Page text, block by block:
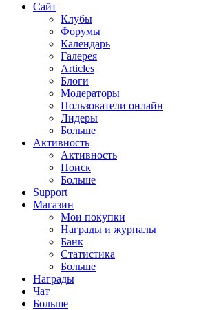
Сайт
Клубы
Форумы
Календарь
Галерея
Articles
Блоги
Модераторы
Пользователи онлайн
Лидеры
Больше
Активность
Активность
Поиск
Больше
Support
Магазин
Мои покупки
Награды и журналы
Банк
Статистика
Больше
Награды
Чат
Больше